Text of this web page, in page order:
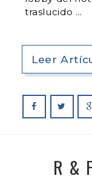
traslucido
Leer
R &